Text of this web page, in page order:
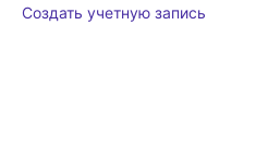
Создать учетную запись